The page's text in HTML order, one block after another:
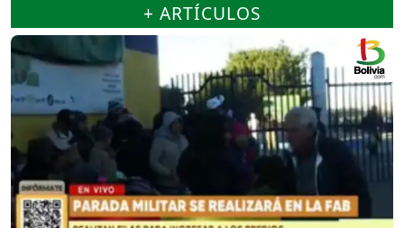
+ ARTÍCULOS